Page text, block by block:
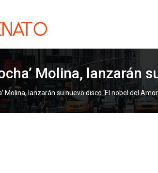
Molina, lanzarán
Molina, lanzarán su nuevo disco ‘El nobel del